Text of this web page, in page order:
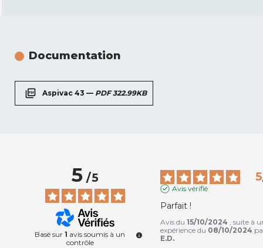
Documentation
picture_as_pdf Aspivac 43 — PDF 322.99KB
5/5
Basé sur 1 avis soumis à un
contrôle
5
Avis vérifié
Parfait !
Avis du15/10/2024 , suite à
expérience du 08/10/2024
E.D.